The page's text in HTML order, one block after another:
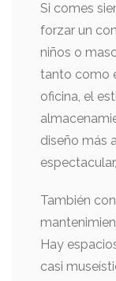
Si comes
forzar un
niños o
tanto como
oficina, el
diseño más
También
Hay
casi